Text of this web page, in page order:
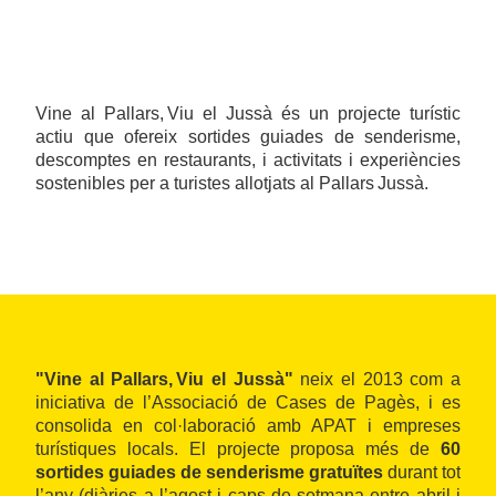
Vine al Pallars, Viu el Jussà és un projecte turístic
actiu que ofereix sortides guiades de senderisme,
descomptes en restaurants, i activitats i experiències
sostenibles per a turistes allotjats al Pallars Jussà.
"Vine al Pallars, Viu el Jussà" neix el 2013 com a
iniciativa de l’Associació de Cases de Pagès, i es
consolida en col·laboració amb APAT i empreses
turístiques locals. El projecte proposa més de 60
sortides guiades de senderisme gratuïtes durant tot